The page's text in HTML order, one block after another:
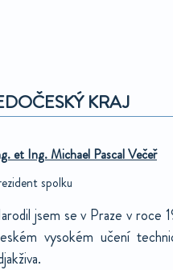
KRAJ
et Ing. Michael Pascal Večeř
spolku
jsem se v Praze v roce
vysokém učení